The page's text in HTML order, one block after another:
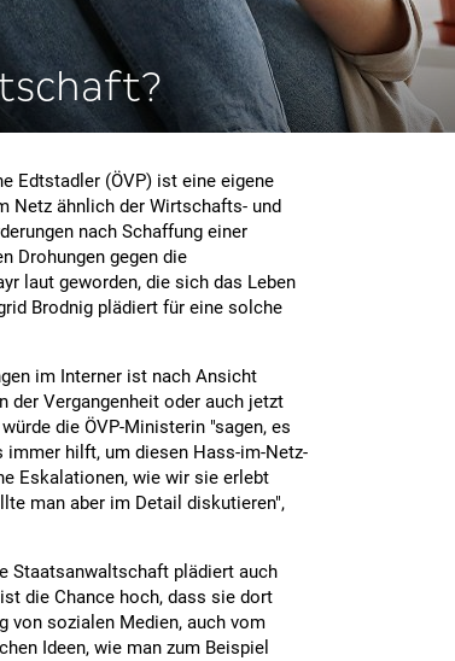
Edtstadler (ÖVP) ist eine eigene
Netz ähnlich der Wirtschafts- und
nach Schaffung einer
Drohungen gegen die
laut geworden, die sich das Leben
Brodnig plädiert für eine solche
im Interner ist nach Ansicht
der Vergangenheit oder auch jetzt
die ÖVP-Ministerin "sagen, es
hilft, um diesen Hass-im-Netz-
Eskalationen, wie wir sie erlebt
man aber im Detail diskutieren",
Staatsanwaltschaft plädiert auch
die Chance hoch, dass sie dort
von sozialen Medien, auch vom
Ideen, wie man zum Beispiel